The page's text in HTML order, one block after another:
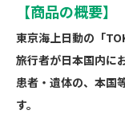
【商品の概要】
東京海上日動の「
旅行者が日本国内に
患者・遺体の、本国
す。